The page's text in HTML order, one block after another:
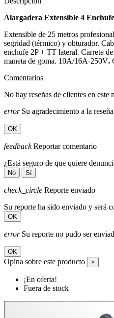
Alargadera Extensible 4
Extensible de 25 metros
segridad (térmico) y obturador.
enchufe 2P + TT lateral. Carrete
maneta de goma. 10A/16A-250V.
Comentarios
No hay reseñas de clientes en este
errorSu agradecimiento a la
OK
feedbackReportar comentario
¿Está seguro de que quiere
No Sí
check_circle Reporte enviado
Su reporte ha sido enviado y será
OK
errorSu reporte no pudo ser
OK
Opina sobre este producto ×
¡En oferta!
Fuera de stock